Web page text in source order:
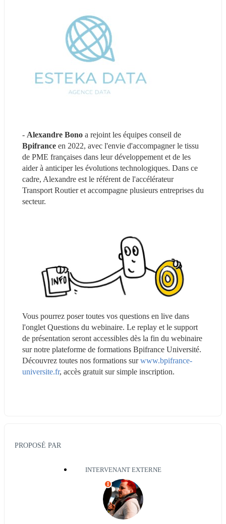
- Alexandre Bono
Bpifrance en 2022, avec l'envie d'accompagner le tissu
de PME françaises dans leur développement et de les
aider à anticiper les évolutions technologiques. Dans ce
cadre, Alexandre est le référent de l'accélérateur
Transport Routier et accompagne plusieurs entreprises du
secteur.
Vous pourrez poser toutes vos questions en live dans
l'onglet Questions du webinaire. Le replay et le support
de présentation seront accessibles dès la fin du webinaire
sur notre plateforme de formations Bpifrance Université.
Découvrez toutes nos formations sur www.bpifrance-
universite.fr, accès gratuit sur simple inscription.
PROPOSÉ PAR
INTERVENANT EXTERNE
I